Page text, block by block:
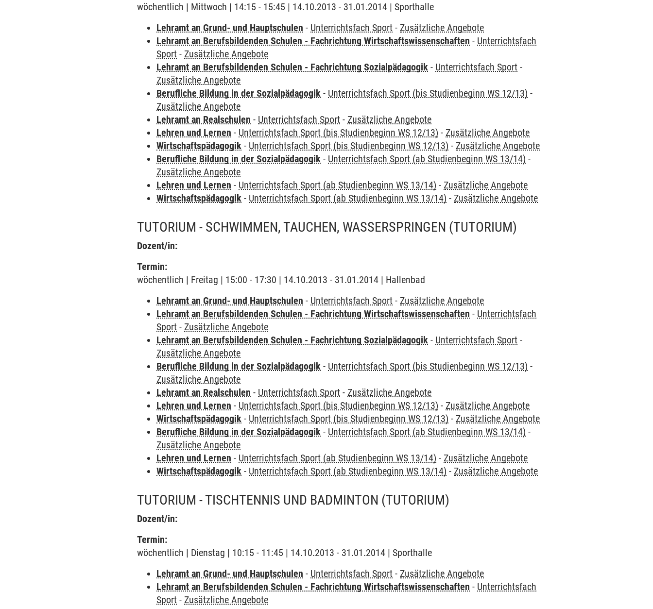
wöchentlich | Mittwoch | 14:15 - 15:45 | 14.10.2013 - 31.01.2014 | Sporthalle
Lehramt an Grund- und Hauptschulen - Unterrichtsfach Sport - Zusätzliche Angebote
Lehramt an Berufsbildenden Schulen - Fachrichtung Wirtschaftswissenschaften - Unterrichtsfach
Sport - Zusätzliche Angebote
Lehramt an Berufsbildenden Schulen - Fachrichtung Sozialpädagogik - Unterrichtsfach Sport -
Zusätzliche Angebote
Berufliche Bildung in der Sozialpädagogik - Unterrichtsfach Sport (bis Studienbeginn WS 12/13) -
Zusätzliche Angebote
Lehramt an Realschulen - Unterrichtsfach Sport - Zusätzliche Angebote
Lehren und Lernen - Unterrichtsfach Sport (bis Studienbeginn WS 12/13) - Zusätzliche Angebote
Wirtschaftspädagogik - Unterrichtsfach Sport (bis Studienbeginn WS 12/13) - Zusätzliche Angebote
Berufliche Bildung in der Sozialpädagogik - Unterrichtsfach Sport (ab Studienbeginn WS 13/14) -
Zusätzliche Angebote
Lehren und Lernen - Unterrichtsfach Sport (ab Studienbeginn WS 13/14) - Zusätzliche Angebote
Wirtschaftspädagogik - Unterrichtsfach Sport (ab Studienbeginn WS 13/14) - Zusätzliche Angebote
TUTORIUM - SCHWIMMEN, TAUCHEN, WASSERSPRINGEN (TUTORIUM)
Dozent/in:
Termin:
wöchentlich | Freitag | 15:00 - 17:30 | 14.10.2013 - 31.01.2014 | Hallenbad
Lehramt an Grund- und Hauptschulen - Unterrichtsfach Sport - Zusätzliche Angebote
Lehramt an Berufsbildenden Schulen - Fachrichtung Wirtschaftswissenschaften - Unterrichtsfach
Sport - Zusätzliche Angebote
Lehramt an Berufsbildenden Schulen - Fachrichtung Sozialpädagogik - Unterrichtsfach Sport -
Zusätzliche Angebote
Berufliche Bildung in der Sozialpädagogik - Unterrichtsfach Sport (bis Studienbeginn WS 12/13) -
Zusätzliche Angebote
Lehramt an Realschulen - Unterrichtsfach Sport - Zusätzliche Angebote
Lehren und Lernen - Unterrichtsfach Sport (bis Studienbeginn WS 12/13) - Zusätzliche Angebote
Wirtschaftspädagogik - Unterrichtsfach Sport (bis Studienbeginn WS 12/13) - Zusätzliche Angebote
Berufliche Bildung in der Sozialpädagogik - Unterrichtsfach Sport (ab Studienbeginn WS 13/14) -
Zusätzliche Angebote
Lehren und Lernen - Unterrichtsfach Sport (ab Studienbeginn WS 13/14) - Zusätzliche Angebote
Wirtschaftspädagogik - Unterrichtsfach Sport (ab Studienbeginn WS 13/14) - Zusätzliche Angebote
TUTORIUM - TISCHTENNIS UND BADMINTON (TUTORIUM)
Dozent/in:
Termin:
wöchentlich | Dienstag | 10:15 - 11:45 | 14.10.2013 - 31.01.2014 | Sporthalle
Lehramt an Grund- und Hauptschulen - Unterrichtsfach Sport - Zusätzliche Angebote
Lehramt an Berufsbildenden Schulen - Fachrichtung Wirtschaftswissenschaften - Unterrichtsfach
Sport - Zusätzliche Angebote